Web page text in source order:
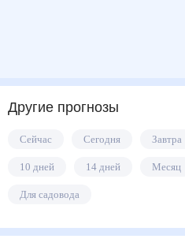
Другие прогнозы
Сейчас Сегодня Завтра
10 дней 14 дней Месяц
Для садовода